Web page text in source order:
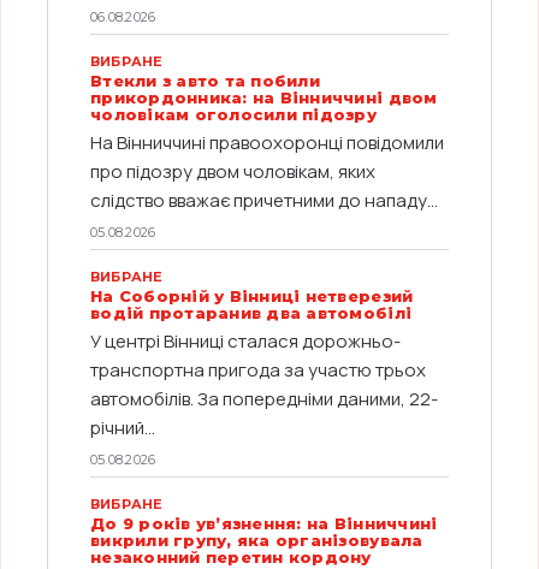
06.08.2026
ВИБРАНЕ
Втекли з авто та побили
прикордонника: на Вінниччині двом
чоловікам оголосили підозру
На Вінниччині правоохоронці повідомили
про підозру двом чоловікам, яких
слідство вважає причетними до нападу...
05.08.2026
ВИБРАНЕ
На Соборній у Вінниці нетверезий
водій протаранив два автомобілі
У центрі Вінниці сталася дорожньо-
транспортна пригода за участю трьох
автомобілів. За попередніми даними, 22-
річний...
05.08.2026
ВИБРАНЕ
До 9 років ув’язнення: на Вінниччині
викрили групу, яка організовувала
незаконний перетин кордону